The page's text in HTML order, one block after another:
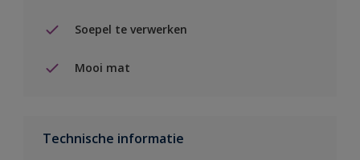
Soepel te verwerken
Mooi mat
Technische informatie